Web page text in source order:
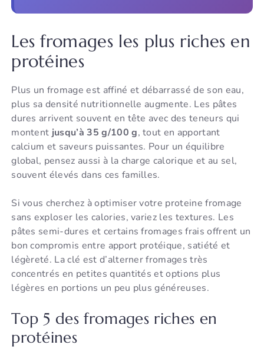
Les fromages les plus riches en
protéines
Plus un fromage est affiné et débarrassé de son eau,
plus sa densité nutritionnelle augmente. Les pâtes
dures arrivent souvent en tête avec des teneurs qui
montent jusqu’à 35 g/100 g, tout en apportant
calcium et saveurs puissantes. Pour un équilibre
global, pensez aussi à la charge calorique et au sel,
souvent élevés dans ces familles.
Si vous cherchez à optimiser votre proteine fromage
sans exploser les calories, variez les textures. Les
pâtes semi-dures et certains fromages frais offrent un
bon compromis entre apport protéique, satiété et
légèreté. La clé est d’alterner fromages très
concentrés en petites quantités et options plus
légères en portions un peu plus généreuses.
Top 5 des fromages riches en
protéines